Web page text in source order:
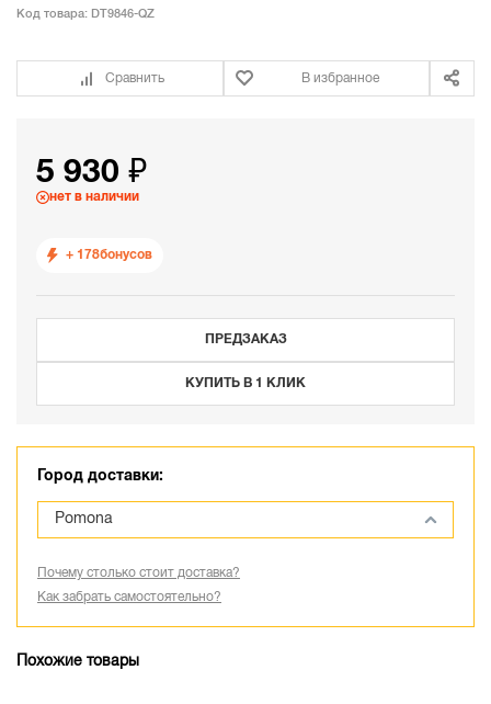
Код товара: DT9846-QZ
Сравнить В избранное
5 930 ₽
нет в наличии
+ 178бонусов
ПРЕДЗАКАЗ
КУПИТЬ В 1 КЛИК
Город доставки:
Pomona
Почему столько стоит доставка?
Как забрать самостоятельно?
Похожие товары